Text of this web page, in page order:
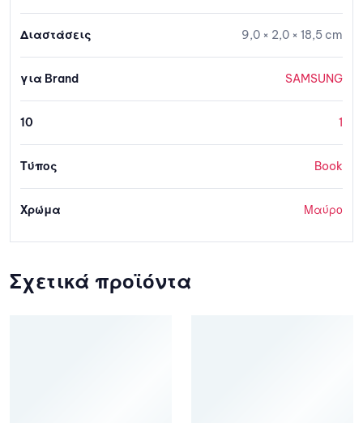
Διαστάσεις 9,0 × 2,0 × 18,5 cm
για Brand SAMSUNG
10 1
Τύπος Book
Χρώμα Μαύρο
Σχετικά προϊόντα